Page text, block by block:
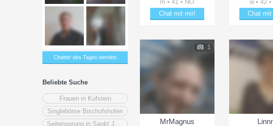
Chatter des Tages werden
Beliebte Suche
Frauen in Kufstein
Singlebörse Bischofshofen
m • 41 • NÖ
Chat mit mir!
w • 42
Chat mit
1
MrMagnus